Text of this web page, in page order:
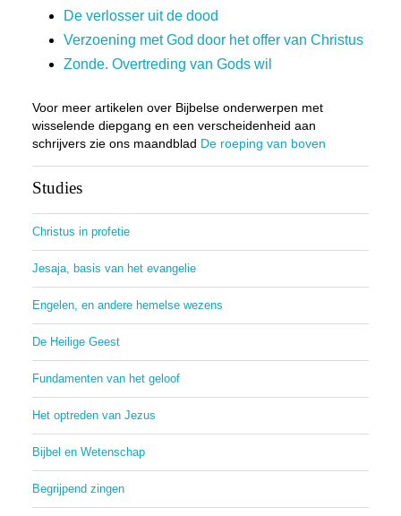
De verlosser uit de dood
Verzoening met God door het offer van Christus
Zonde. Overtreding van Gods wil
Voor meer artikelen over Bijbelse onderwerpen met
wisselende diepgang en een verscheidenheid aan
schrijvers zie ons maandblad De roeping van boven
Studies
Christus in profetie
Jesaja, basis van het evangelie
Engelen, en andere hemelse wezens
De Heilige Geest
Fundamenten van het geloof
Het optreden van Jezus
Bijbel en Wetenschap
Begrijpend zingen